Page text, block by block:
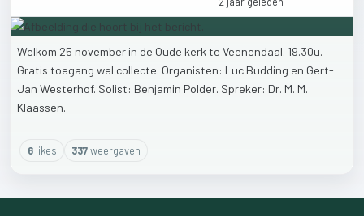
Welkom 25 november in de Oude kerk te Veenendaal. 19.30u.
Gratis toegang wel collecte. Organisten: Luc Budding en Gert-
Jan Westerhof. Solist: Benjamin Polder. Spreker: Dr. M. M.
Klaassen.
6likes 337weergaven